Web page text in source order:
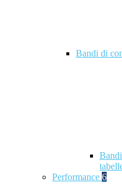
Bandi di
Performance 6